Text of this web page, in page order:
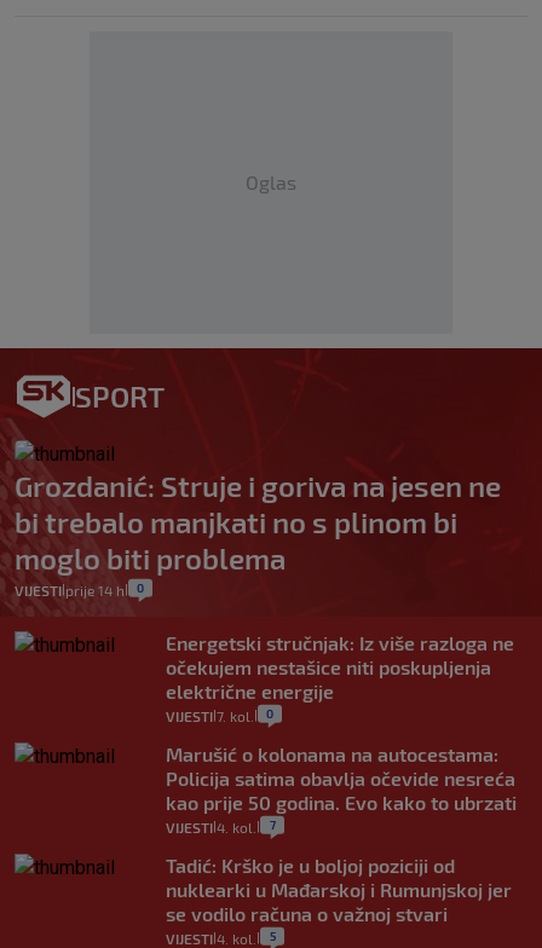
Oglas
SPORT
Grozdanić: Struje i goriva na jesen ne
bi trebalo manjkati no s plinom bi
moglo biti problema
VIJESTI| prije 14 h 0
Energetski stručnjak: Iz više razloga ne
očekujem nestašice niti poskupljenja
električne energije
VIJESTI 7. kol. 0
Marušić o kolonama na autocestama:
Policija satima obavlja očevide nesreća
kao prije 50 godina. Evo kako to ubrzati
VIJESTI 4. kol. 7
Tadić: Krško je u boljoj poziciji od
nuklearki u Mađarskoj i Rumunjskoj jer
se vodilo računa o važnoj stvari
VIJESTI 4. kol. 5